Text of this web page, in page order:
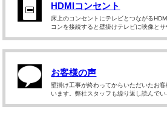
HDMIコンセント
床上のコンセントにテレビとつながる
コンを接続すると壁掛けテレビに映像とサ
お客様の声
壁掛け工事が終わってからいただいたお
います。弊社スタッフも繰り返し読んでい